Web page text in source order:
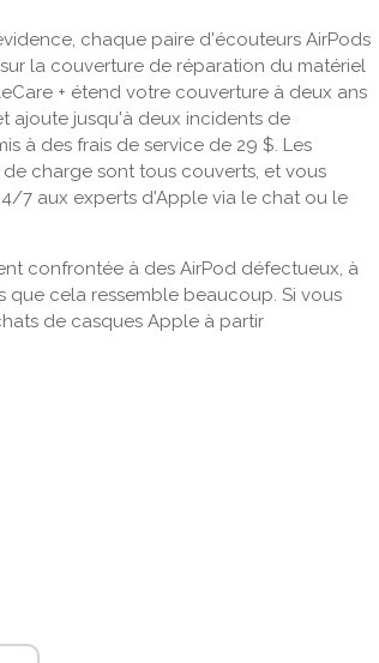
chaque paire d'écouteurs AirPods
la couverture de réparation du matériel
+ étend votre couverture à deux ans
ajoute jusqu'à deux incidents de
à des frais de service de 29 $. Les
charge sont tous couverts, et vous
7 aux experts d'Apple via le chat ou le
confrontée à des AirPod défectueux, à
que cela ressemble beaucoup. Si vous
de casques Apple à partir